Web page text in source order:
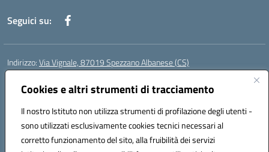
Cookies e altri strumenti di tracciamento
Il nostro Istituto non utilizza strumenti di profilazione degli utenti -
sono utilizzati esclusivamente cookies tecnici necessari al
corretto funzionamento del sito, alla fruibilità dei servizi
Seguici su:
Indirizzo:Via Vignale, 87019 Spezzano Albanese (CS)
Centralino:
Posta elettronica certificata (PEC):csic878003@pec.istruzione.it
Codice fiscale: 94018300783
Codice meccanografico:CSIC878003
Codice Indice delle Pubbliche Amministrazioni (IPA): istsc_csic878003
Codice unico di fatturazione (CUF): UFK2HU